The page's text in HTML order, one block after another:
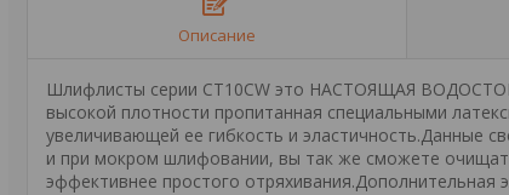
Описание
Шлифлисты серии CT10CW это НАСТОЯЩАЯ
высокой плотности пропитанная специальными
увеличивающей ее гибкость и эластичность.Данные
и при мокром шлифовании, вы так же сможете
эффективнее простого отряхивания.Дополнительная